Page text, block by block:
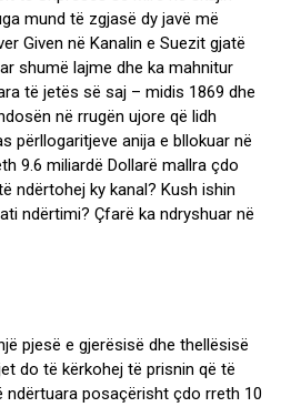
mund të zgjasë dy javë më
Given në Kanalin e Suezit gjatë
shumë lajme dhe ka mahnitur
të jetës së saj – midis 1869 dhe
në rrugën ujore që lidh
përllogaritjeve anija e bllokuar në
9.6 miliardë Dollarë mallra çdo
ndërtohej ky kanal? Kush ishin
ndërtimi? Çfarë ka ndryshuar në
pjesë e gjerësisë dhe thellësisë
do të kërkohej të prisnin që të
ndërtuara posaçërisht çdo rreth 10